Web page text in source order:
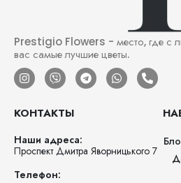
Prestigio Flowers - место, где с
вас самые лучшие цветы.
КОНТАКТЫ
Наши адреса:
Проспект Дмитра Яворницького 7
Телефон: